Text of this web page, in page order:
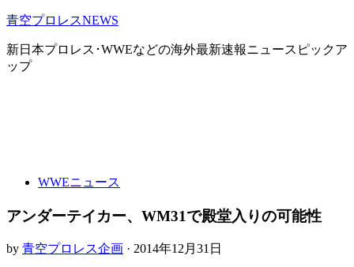
青空プロレスNEWS
新日本プロレス･WWEなどの海外最新速報ニュースピックア
ップ
WWEニュース
アンダーテイカー、WM31で殿堂入りの可能性
by 青空プロレス企画 · 2014年12月31日